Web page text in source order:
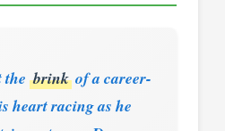
the brink of a career-
heart racing as he